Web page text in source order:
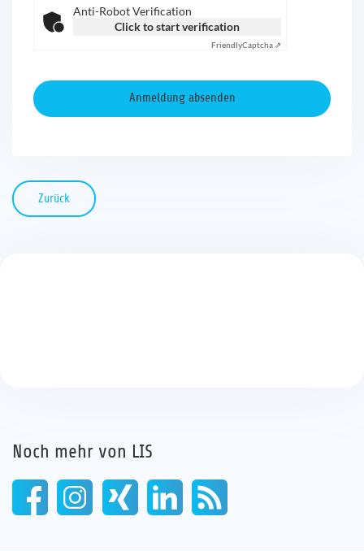
Anti-Robot Verification
Click to start verification
FriendlyCaptcha ⇗
Zurück
Noch mehr von LIS